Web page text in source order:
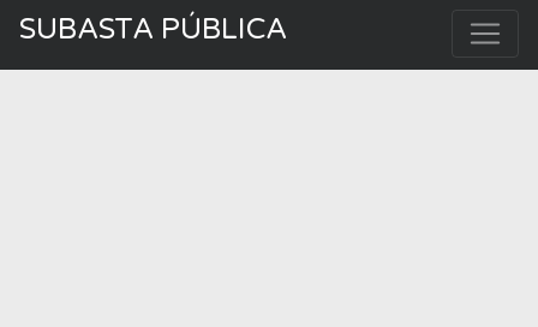
SUBASTA PÚBLICA